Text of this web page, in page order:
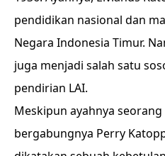
pendidikan nasional dan
Negara Indonesia Timur.
juga menjadi salah satu
pendirian LAI.
Meskipun ayahnya seorang
bergabungnya Perry